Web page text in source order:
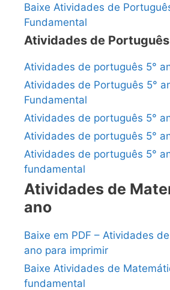
Baixe Atividades de
Fundamental
Atividades de Português
Atividades de português 5°
Atividades de Português 5°
Fundamental
Atividades de português 5°
Atividades de português 5°
Atividades de português 5°
fundamental
Atividades de
ano
Baixe em PDF – Atividades
ano para imprimir
Baixe Atividades de
fundamental